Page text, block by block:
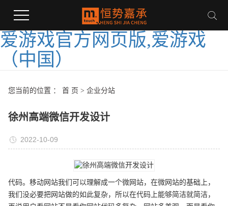
爱游戏官方网页版,爱游戏
（中国）
您当前的位置 ： 首 页 > 企业分站
徐州高端微信开发设计
2022-10-09
代码。移动网站我们可以理解成一个微网站，在微网站的基础上，
我们没必要把网站做的如此复杂，所以在代码上能够简洁就简洁，